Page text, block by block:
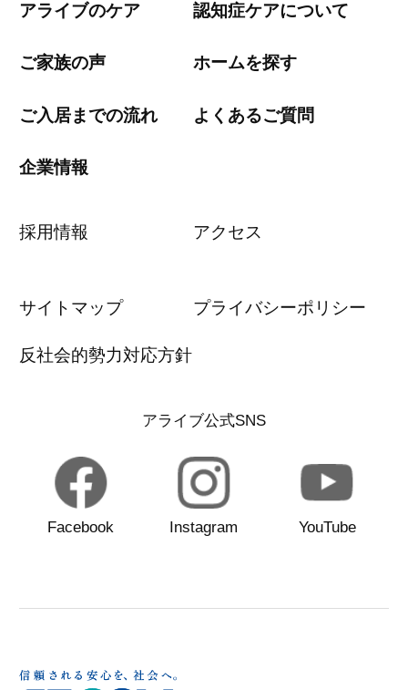
アライブのケア 認知症ケアについて
ご家族の声 ホームを探す
ご入居までの流れ よくあるご質問
企業情報
採用情報 アクセス
サイトマップ プライバシーポリシー
反社会的勢力対応方針
アライブ公式SNS
Facebook Instagram YouTube